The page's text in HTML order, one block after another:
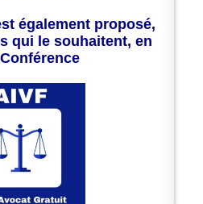
également proposé,
qui le souhaitent, en